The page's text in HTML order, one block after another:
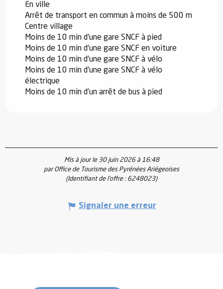
En ville
Arrêt de transport en commun à moins de 500 m
Centre village
Moins de 10 min d'une gare SNCF à pied
Moins de 10 min d'une gare SNCF en voiture
Moins de 10 min d'une gare SNCF à vélo
Moins de 10 min d'une gare SNCF à vélo
électrique
Moins de 10 min d’un arrêt de bus à pied
Mis à jour le 30 juin 2026 à 16:48
par Office de Tourisme des Pyrénées Ariégeoises
(Identifiant de l'offre : 6248023)
Signaler une erreur